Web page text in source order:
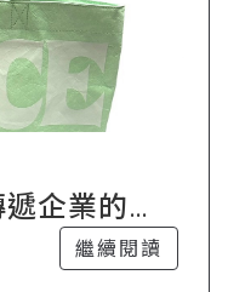
企業的社
繼續閱讀